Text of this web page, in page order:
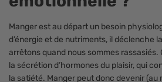
Manger est au départ un besoin
d’énergie et de nutriments, il déclenche
arrêtons quand nous sommes rassasiés.
la sécrétion d’hormones du plaisir, qui
la satiété. Manger peut donc devenir (au